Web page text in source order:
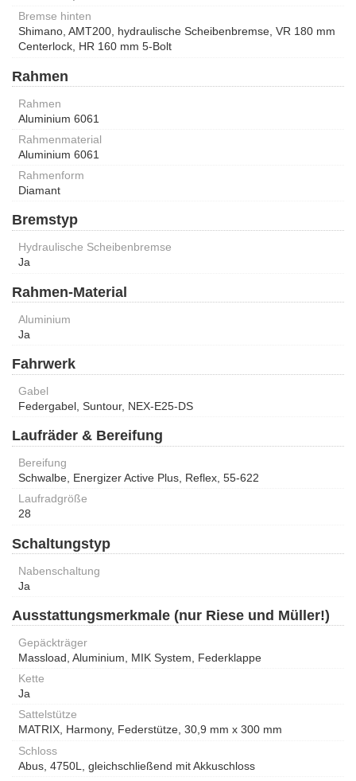
Bremse hinten
Shimano, AMT200, hydraulische Scheibenbremse, VR 180 mm
Centerlock, HR 160 mm 5-Bolt
Rahmen
Rahmen
Aluminium 6061
Rahmenmaterial
Aluminium 6061
Rahmenform
Diamant
Bremstyp
Hydraulische Scheibenbremse
Ja
Rahmen-Material
Aluminium
Ja
Fahrwerk
Gabel
Federgabel, Suntour, NEX-E25-DS
Laufräder & Bereifung
Bereifung
Schwalbe, Energizer Active Plus, Reflex, 55-622
Laufradgröße
28
Schaltungstyp
Nabenschaltung
Ja
Ausstattungsmerkmale (nur Riese und Müller!)
Gepäckträger
Massload, Aluminium, MIK System, Federklappe
Kette
Ja
Sattelstütze
MATRIX, Harmony, Federstütze, 30,9 mm x 300 mm
Schloss
Abus, 4750L, gleichschließend mit Akkuschloss